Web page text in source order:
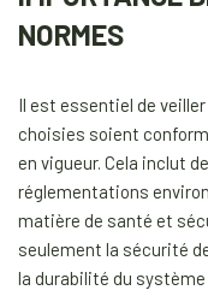
NORMES
Il est essentiel de
choisies soient
en vigueur. Cela inclut
réglementations
matière de santé et
seulement la sécurité
la durabilité du